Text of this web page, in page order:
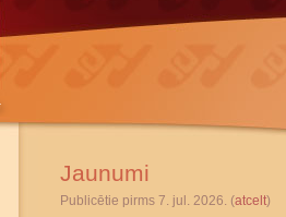
Jaunumi
Publicētie pirms 7. jul. 2026. (atcelt)